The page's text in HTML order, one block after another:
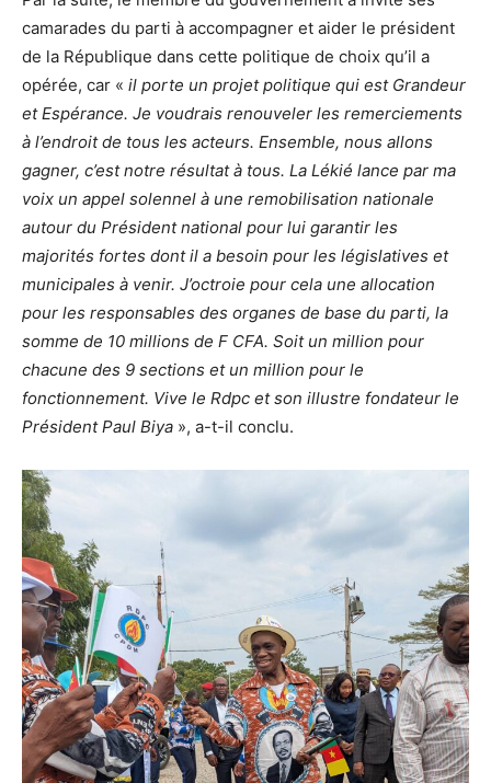
camarades du parti à accompagner et aider le président
de la République dans cette politique de choix qu’il a
opérée, car « il porte un projet politique qui est Grandeur
et Espérance. Je voudrais renouveler les remerciements
à l’endroit de tous les acteurs. Ensemble, nous allons
gagner, c’est notre résultat à tous. La Lékié lance par ma
voix un appel solennel à une remobilisation nationale
autour du Président national pour lui garantir les
majorités fortes dont il a besoin pour les législatives et
municipales à venir. J’octroie pour cela une allocation
pour les responsables des organes de base du parti, la
somme de 10 millions de F CFA. Soit un million pour
chacune des 9 sections et un million pour le
fonctionnement. Vive le Rdpc et son illustre fondateur le
Président Paul Biya », a-t-il conclu.